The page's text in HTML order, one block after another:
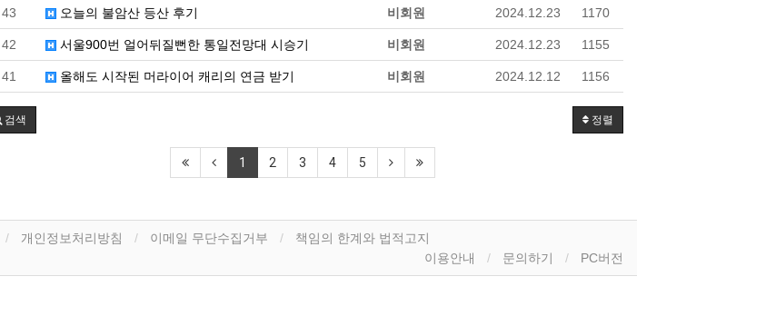
43 오늘의 불암산 등산 후기 비회원 2024.12.23 1170
42 서울900번 얼어뒤질뻔한 통일전망대 시승기 비회원 2024.12.23 1155
41 올해도 시작된 머라이어 캐리의 연금 받기 비회원 2024.12.12 1156
정렬
검색
1 2 3 4 5
개인정보처리방침 이메일 무단수집거부
책임의 한계와 법적고지
이용안내
문의하기 PC버전